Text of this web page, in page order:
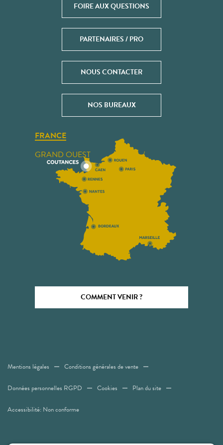
FOIRE AUX QUESTIONS
PARTENAIRES / PRO
NOUS CONTACTER
NOS BUREAUX
FRANCE
GRAND OUEST
COMMENT VENIR ?
Mentions légales Conditions générales de vente
Données personnelles RGPD Cookies Plan du site
Accessibilité: Non conforme